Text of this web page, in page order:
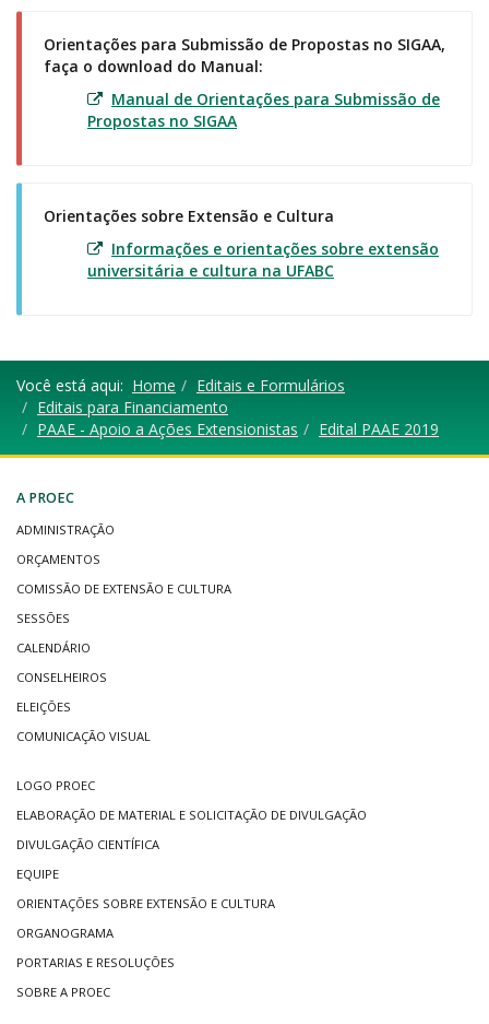
Orientações para Submissão de Propostas no SIGAA,
faça o download do Manual:
Manual de Orientações para Submissão de
Propostas no SIGAA
Orientações sobre Extensão e Cultura
Informações e orientações sobre extensão
universitária e cultura na UFABC
Você está aqui: Home
Editais e Formulários
Editais para Financiamento
PAAE - Apoio a Ações Extensionistas
Edital PAAE 2019
A PROEC
ADMINISTRAÇÃO
ORÇAMENTOS
COMISSÃO DE EXTENSÃO E CULTURA
SESSÕES
CALENDÁRIO
CONSELHEIROS
ELEIÇÕES
COMUNICAÇÃO VISUAL
LOGO PROEC
ELABORAÇÃO DE MATERIAL E SOLICITAÇÃO DE DIVULGAÇÃO
DIVULGAÇÃO CIENTÍFICA
EQUIPE
ORIENTAÇÕES SOBRE EXTENSÃO E CULTURA
ORGANOGRAMA
PORTARIAS E RESOLUÇÕES
SOBRE A PROEC